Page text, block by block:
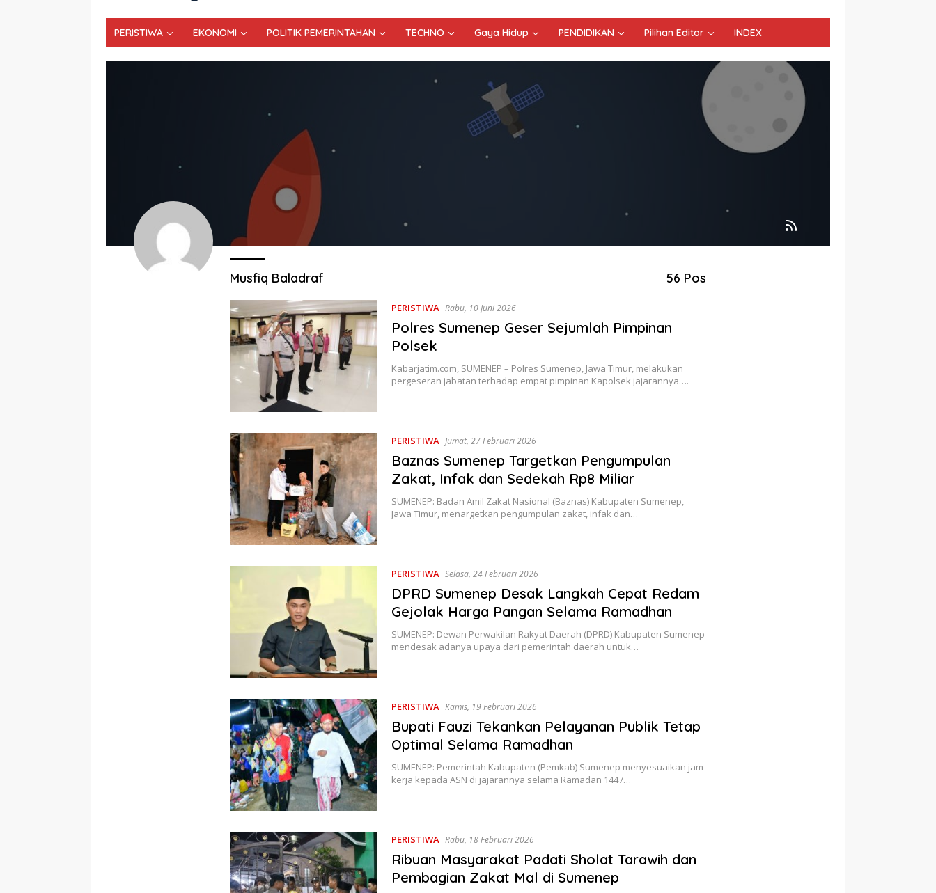
PERISTIWA EKONOMI POLITIK PEMERINTAHAN TECHNO Gaya Hidup PENDIDIKAN Pilihan Editor INDEX
Musfiq Baladraf 56 Pos
PERISTIWA Rabu, 10 Juni 2026
Polres Sumenep Geser Sejumlah Pimpinan
Polsek
Kabarjatim.com, SUMENEP – Polres Sumenep, Jawa Timur, melakukan
pergeseran jabatan terhadap empat pimpinan Kapolsek jajarannya….
PERISTIWA Jumat, 27 Februari 2026
Baznas Sumenep Targetkan Pengumpulan
Zakat, Infak dan Sedekah Rp8 Miliar
SUMENEP: Badan Amil Zakat Nasional (Baznas) Kabupaten Sumenep,
Jawa Timur, menargetkan pengumpulan zakat, infak dan…
PERISTIWA Selasa, 24 Februari 2026
DPRD Sumenep Desak Langkah Cepat Redam
Gejolak Harga Pangan Selama Ramadhan
SUMENEP: Dewan Perwakilan Rakyat Daerah (DPRD) Kabupaten Sumenep
mendesak adanya upaya dari pemerintah daerah untuk…
PERISTIWA Kamis, 19 Februari 2026
Bupati Fauzi Tekankan Pelayanan Publik Tetap
Optimal Selama Ramadhan
SUMENEP: Pemerintah Kabupaten (Pemkab) Sumenep menyesuaikan jam
kerja kepada ASN di jajarannya selama Ramadan 1447…
PERISTIWA Rabu, 18 Februari 2026
Ribuan Masyarakat Padati Sholat Tarawih dan
Pembagian Zakat Mal di Sumenep